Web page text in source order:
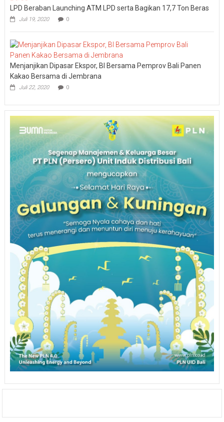
LPD Beraban Launching ATM LPD serta Bagikan 17,7 Ton Beras
Juli 19, 2020 0
Menjanjikan Dipasar Ekspor, BI Bersama Pemprov Bali Panen
Kakao Bersama di Jembrana
Juli 22, 2020 0